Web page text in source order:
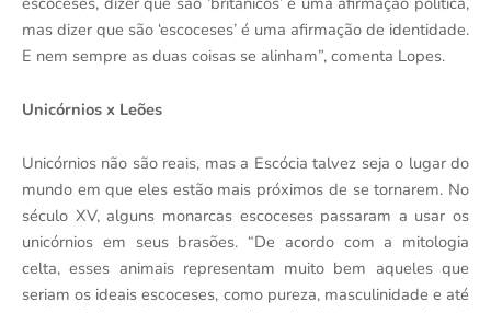
mas dizer que são ‘escoceses’ é uma afirmação de identidade.
E nem sempre as duas coisas se alinham”, comenta Lopes.
Unicórnios x Leões
Unicórnios não são reais, mas a Escócia talvez seja o lugar do
mundo em que eles estão mais próximos de se tornarem. No
século XV, alguns monarcas escoceses passaram a usar os
unicórnios em seus brasões. “De acordo com a mitologia
celta, esses animais representam muito bem aqueles que
seriam os ideais escoceses, como pureza, masculinidade e até